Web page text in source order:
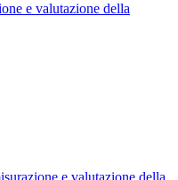
e valutazione della